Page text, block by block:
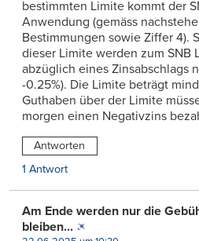
bestimmten Limite kommt der
Anwendung (gemäss
Bestimmungen sowie Ziffer 4).
dieser Limite werden zum SNB
abzüglich eines Zinsabschlags
-0.25%). Die Limite beträgt
Guthaben über der Limite
morgen einen Negativzins
Antworten
1 Antwort
Am Ende werden nur die
bleiben...